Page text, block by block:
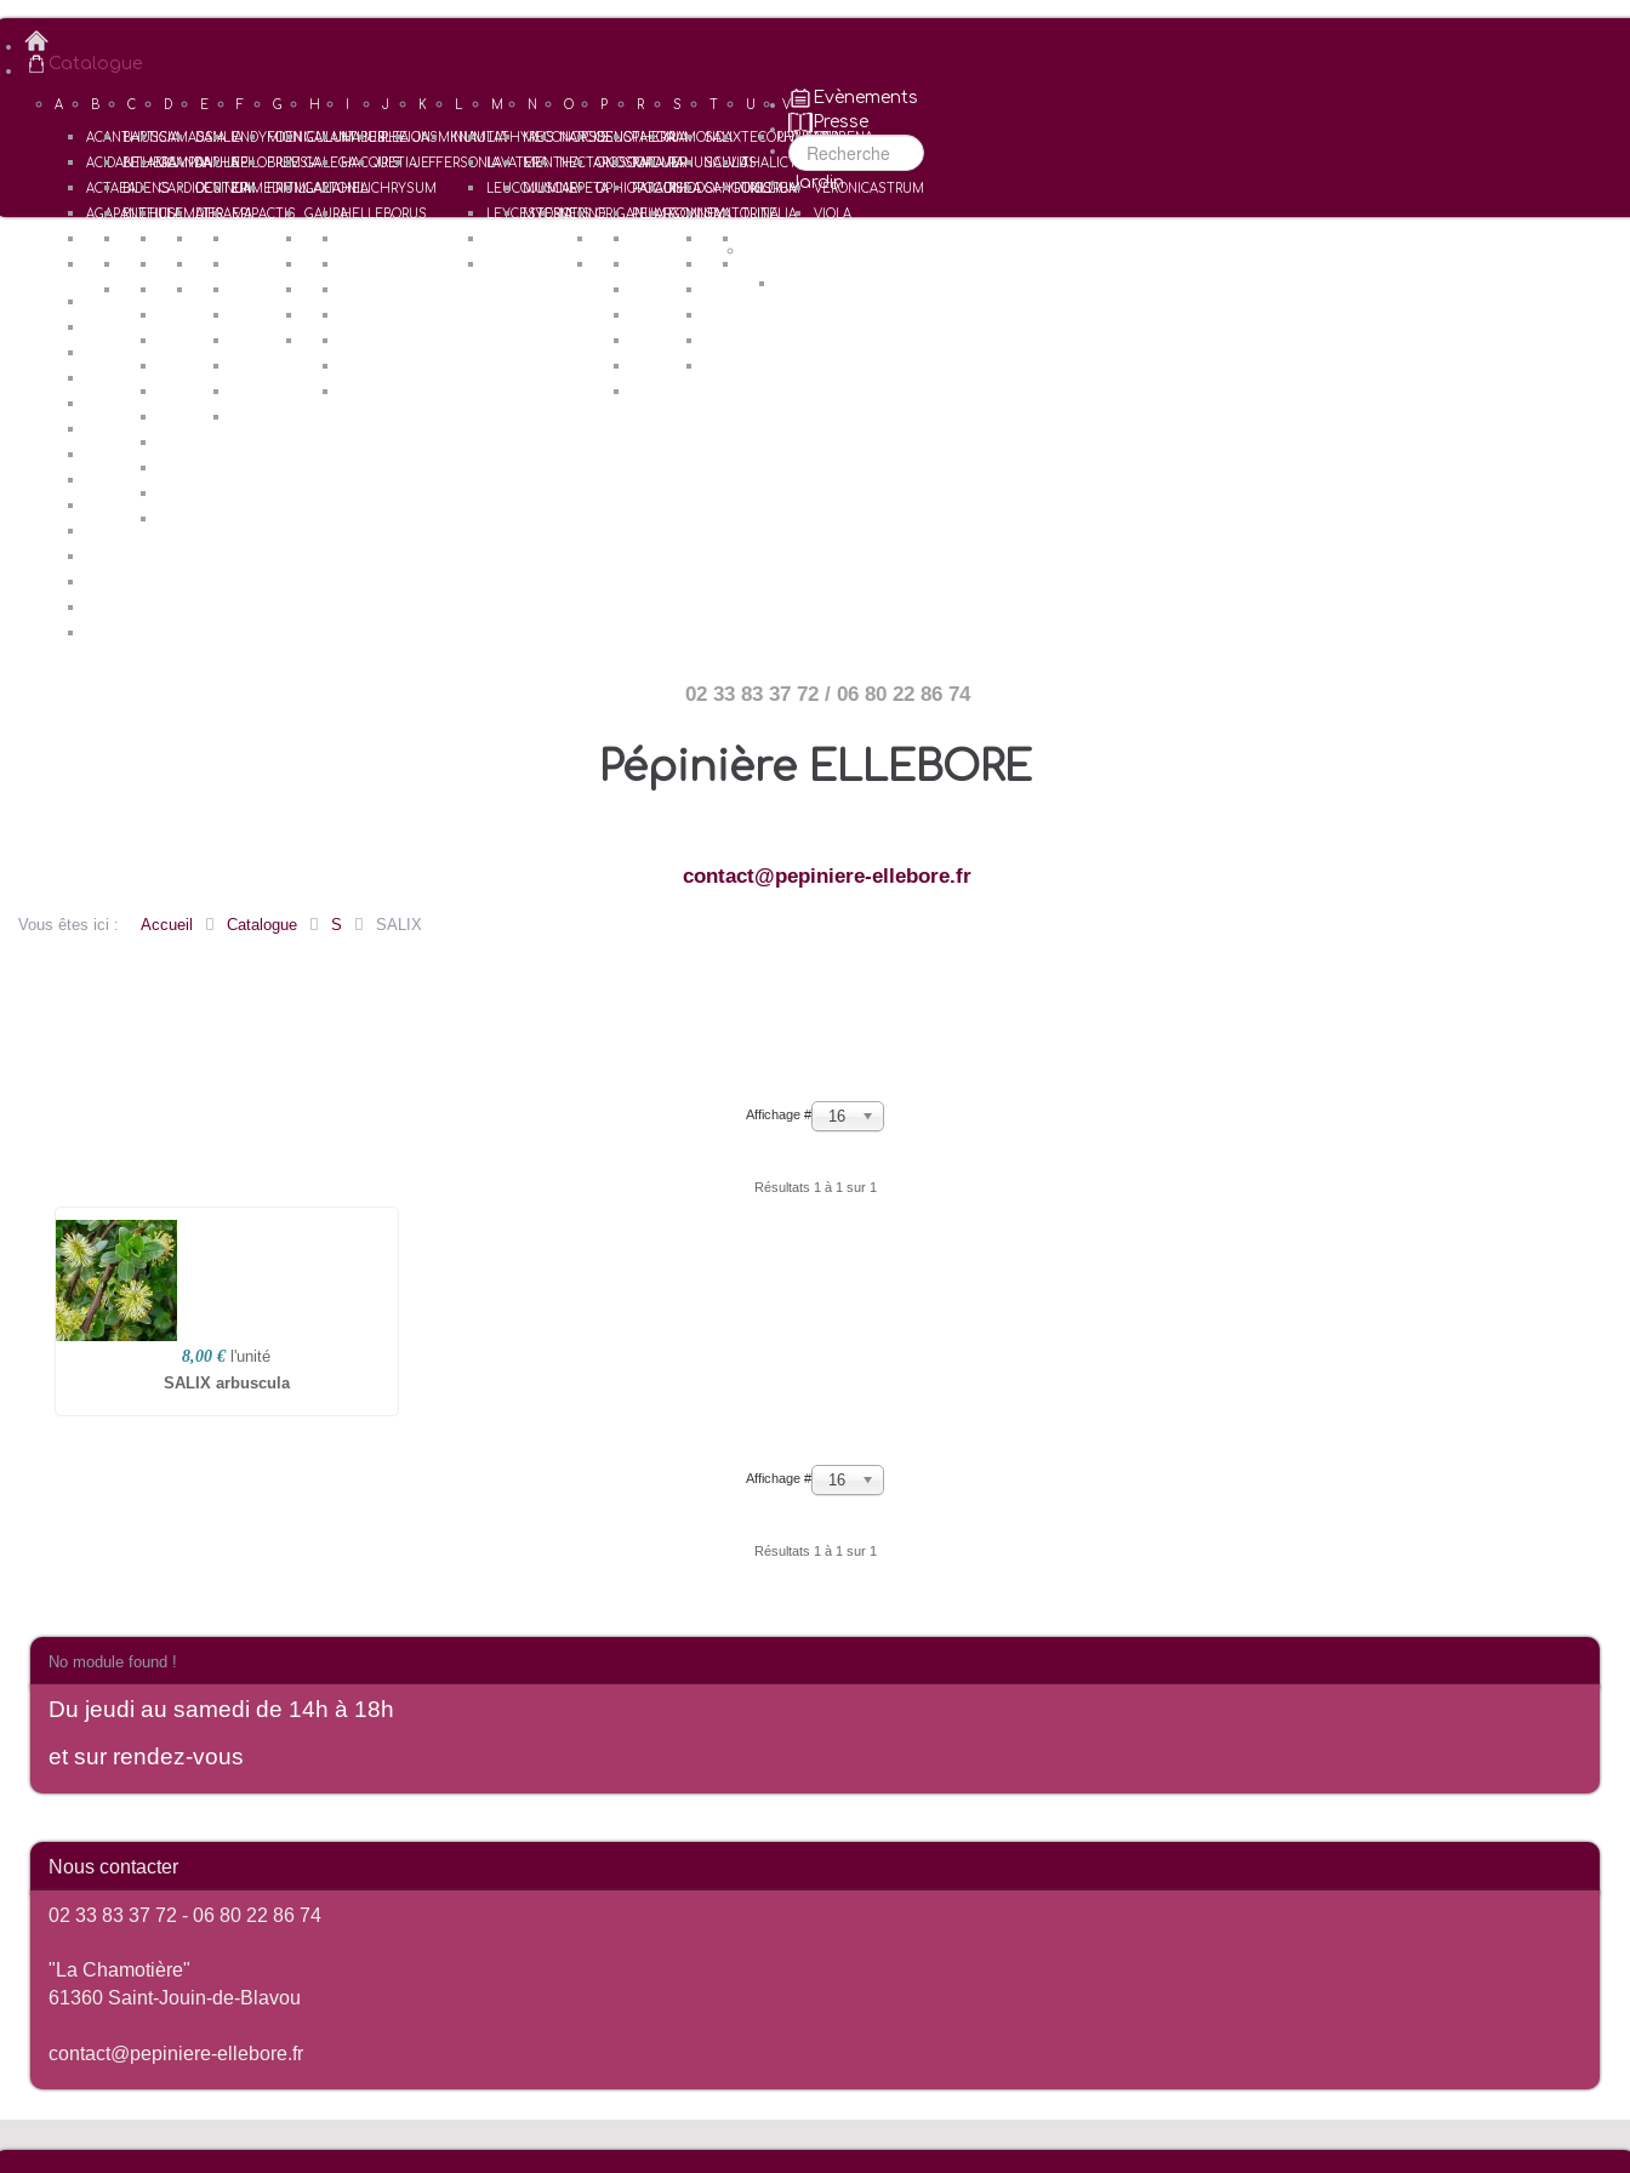
Catalogue
A
ACANTHUS
ACIDANTHERA
ACTAEA
AGAPANTHUS
ALCALTHAEA
ALCHEMILLA
B
BAPTISIA
BELAMCANDA
BIDENS
BLETILLA
BRIMEURA
BRUNNERA
BUKINICZIA
C
CAMASSIA
CAMPANULA
CARDIOCRINUM
CLEMATIS
COLCHICUM
CONVALLARIA
CONVOLVULLUS
COREOPSIS
CORYDALIS
COSMOS
CROCOSMIA
D
DAHLIA
DAPHNE
DEUTZIA
DIERAMA
DIGITALIS
DODECATHEON
DORYCNIUM
E
ENDYMION
EPILOBIUM
EPIMEDIUM
EPIPACTIS
ERANTHIS
EREMURUS
ERIGERON
ERODIUM
ERYTHRONIUM
F
FOENICULUM
FREESIA
FRITILLARIA
G
GALANTHUS
GALEGA
GALTONIA
GAURA
GENTIANA
GERANIUM
GEUM
GILLENIA
GLADIOLUS
H
HABERLEA
HACQUETIA
HELICHRYSUM
HELLEBORUS
HELLEBORUS x Hybridus
IPHEION
IRIS
J
JASMINUM
JEFFERSONIA
K
KNAUTIALATHYRUS
LAVATERA
LEUCOJUM
LEYCESTERIA
M
MECONOPSIS
MENTHA
MUSCARI
MYOSOTIS
N
NARCISSUS
NECTAROSCORDUM
NEPETA
NERINE
O
OENOTHERA
ONOSMA
OPHIOPOGON
ORIGANUM
ORNITHOGALUM
OXALIS
P
PAEONIA
PAPAVER
PARADISEA
PELARGONIUM
PENSTEMON
POLYGONATUM
POTENTILLA
PRIMULA
PULMONARIA
PULSATILLA
R
RAMONDA
RANUNCULUS
RHODOHYPOXIS
ROMNEYA
S
SALIX
SALVIA
SANGUISORBA
SANTOLINA
SAXIFRAGA
SCABIOSA
SCHIZOSTYLIS
TECOPHILAEA
THALICTRUM
TRILLIUM
TRITELIA
U
UVULARIA
V
VERBENA
VERONICA
VERONICASTRUM
VIOLA
Evènements
Presse
Recherche
Jardin
02 33 83 37 72 / 06 80 22 86 74
Pépinière ELLEBORE
contact@pepiniere-ellebore.fr
Vous êtes ici : Accueil Catalogue S SALIX
Affichage # 16
Résultats 1 à 1 sur 1
8,00 € l'unité
SALIX arbuscula
Affichage # 16
Résultats 1 à 1 sur 1
No module found !
Du jeudi au samedi de 14h à 18h
et sur rendez-vous
Nous contacter
02 33 83 37 72 - 06 80 22 86 74
"La Chamotière"
61360 Saint-Jouin-de-Blavou
contact@pepiniere-ellebore.fr